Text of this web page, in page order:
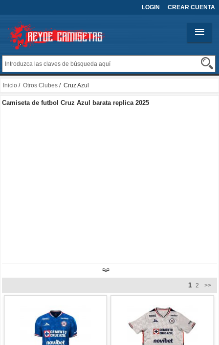
LOGIN CREAR CUENTA
Inicio / Otros Clubes / Cruz Azul
Camiseta de futbol Cruz Azul barata replica 2025
1 2 >>